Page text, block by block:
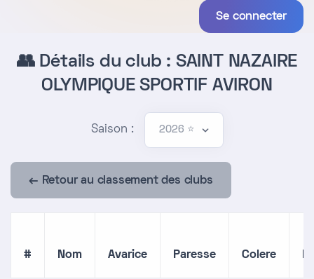
Se connecter
👥 Détails du club : SAINT NAZAIRE
OLYMPIQUE SPORTIF AVIRON
Saison :
← Retour au classement des clubs
# Nom Avarice Paresse Colere